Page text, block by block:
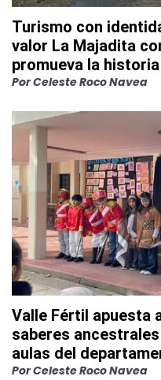
Turismo con
valor La Majadita
promueva la
PorCeleste Roco Navea
Valle Fértil apuesta
saberes
aulas del
PorCeleste Roco Navea